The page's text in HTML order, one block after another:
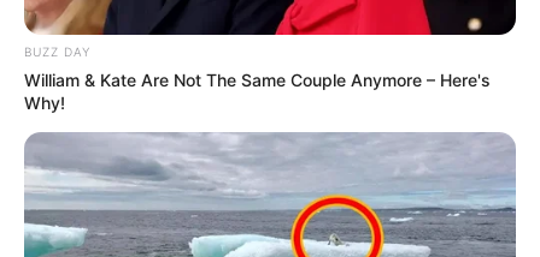
BUZZ DAY
William & Kate Are Not The Same Couple Anymore – Here's
Why!